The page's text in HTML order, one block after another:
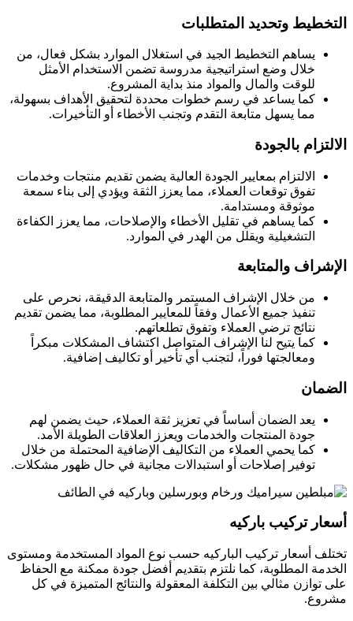
التخطيط وتحديد المتطلبات
يساهم التخطيط الجيد في استغلال الموارد بشكل فعال، من
خلال وضع استراتيجية مدروسة تضمن الاستخدام الأمثل
للوقت والمال والمواد منذ بداية المشروع.
كما يساعد في رسم خطوات محددة لتحقيق الأهداف بسهولة،
مما يسهل متابعة التقدم وتجنب الأخطاء أو التأخيرات.
الالتزام بالجودة
الالتزام بمعايير الجودة العالية يضمن تقديم منتجات وخدمات
تفوق توقعات العملاء، مما يعزز الثقة ويؤدي إلى بناء سمعة
موثوقة ومستدامة.
كما يساهم في تقليل الأخطاء والإصلاحات، مما يعزز الكفاءة
التشغيلية ويقلل من الهدر في الموارد.
الإشراف والمتابعة
من خلال الإشراف المستمر والمتابعة الدقيقة، نحرص على
تنفيذ جميع الأعمال وفقاً للمعايير المطلوبة، مما يضمن تقديم
نتائج ترضي العملاء وتفوق تطلعاتهم.
كما يتيح لنا الإشراف المتواصل اكتشاف المشكلات مبكراً
ومعالجتها فوراً، لتجنب أي تأخير أو تكاليف إضافية.
الضمان
يعد الضمان أساساً في تعزيز ثقة العملاء، حيث يضمن لهم
جودة المنتجات والخدمات ويعزز العلاقات الطويلة الأمد.
كما يحمي العملاء من التكاليف الإضافية المحتملة من خلال
توفير إصلاحات أو استبدالات مجانية في حال ظهور مشكلات.
أسعار تركيب باركيه
تختلف أسعار تركيب الباركيه حسب نوع المواد المستخدمة ومستوى
الخدمة المطلوبة، كما نلتزم بتقديم أفضل جودة ممكنة مع الحفاظ
على توازن مثالي بين التكلفة المعقولة والنتائج المتميزة في كل
مشروع.